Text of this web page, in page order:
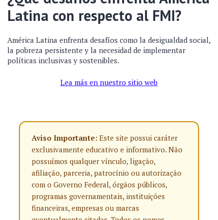
Latina con respecto al FMI?
América Latina enfrenta desafíos como la desigualdad social,
la pobreza persistente y la necesidad de implementar
políticas inclusivas y sostenibles.
Lea más en nuestro sitio web
Aviso Importante: Este site possui caráter
exclusivamente educativo e informativo. Não
possuímos qualquer vínculo, ligação,
afiliação, parceria, patrocínio ou autorização
com o Governo Federal, órgãos públicos,
programas governamentais, instituições
financeiras, empresas ou marcas